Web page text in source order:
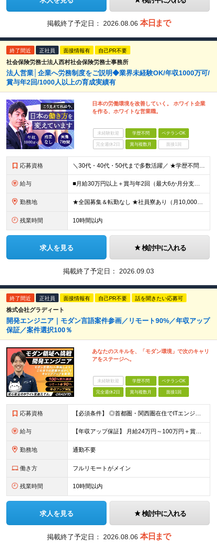
掲載終了予定日： 2026.08.06 本日まで
終了間近 正社員 面接情報有 自己PR不要
社会保険労務士法人西村社会保険労務士事務所
法人営業│企業へ労務制度をご説明◆業界未経験OK/年収1000万可/
賞与年2回/1000人以上の育成実績有
日本の労働環境を改善していく。 ホワイト企業
を作る、ホワイトな営業職。
未経験歓迎 学歴不問 ベテランOK
完全週休2日 賞与複数月 面接1回
応募資格 ＼30代・40代・50代まで多数活躍／ ★学歴不問 ★何かしらの営業経験をお持ちの方（経験年数・業界不問） 社会保険や労務の知識は必要ありません。 業界未経験からスタートできます！ ＜仕事のやりが
給与 ■月給30万円以上＋賞与年2回（最大6か月分支給実績あり）＋インセンティブ ★インセンティブ毎月支給 └最大で30～65万円を獲得する社員も └入社5年未満の社員の月平均インセンティブ15万円 ★社
勤務地 ★全国募集＆転勤なし ★社員寮あり（月10,000円～） ※勤務地による ★直行直帰OK ★車・自転車・バイク通勤OK ※一部事務所 【北海道・東北】 札幌事務所、仙台事務所 【関東】 大宮事務所
残業時間 10時間以内
求人を見る 検討中に入れる
掲載終了予定日： 2026.09.03
終了間近 正社員 面接情報有 自己PR不要 話を聞きたい応募可
株式会社グラディート
開発エンジニア｜モダン言語案件参画／リモート90%／年収アップ
保証／案件選択100％
あなたのスキルを、「モダン環境」で次のキャリ
アをステージへ。
未経験歓迎 学歴不問 ベテランOK
完全週休2日 賞与複数月 面接1回
応募資格 【必須条件】 ◎首都圏・関西圏在住でITエンジニアとしての実務経験が3年以上ある⽅（開発・インフラいずれも歓迎） →首都圏（東京、神奈川、千葉、埼玉）、関西圏（大阪、兵庫、京都）在住のITエンジニア採
給与 【年収アップ保証】 月給24万円～100万円＋賞与（年3回）＋諸手当 ◆想定年収432万円〜1200万円(経験・スキルを考慮し決定) ※年収アップ保証付帯 ◆基本給には⽉20時間分の固定残業代(31,
勤務地 通勤不要
働き方 フルリモートがメイン
残業時間 10時間以内
求人を見る 検討中に入れる
掲載終了予定日： 2026.08.06 本日まで